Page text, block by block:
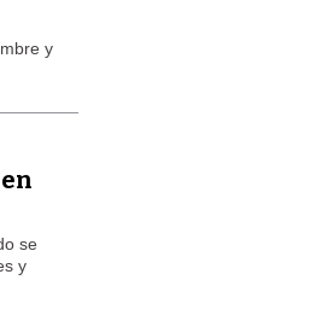
y
se
y